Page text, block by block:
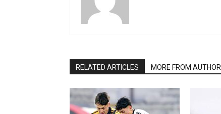
RELATED ARTICLES MORE FROM AUTHOR